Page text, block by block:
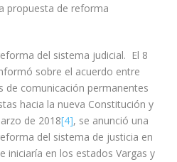
propuesta de reforma
del sistema judicial. El 8
sobre el acuerdo entre
de comunicación permanentes
hacia la nueva Constitución y
de 2018[4], se anunció una
del sistema de justicia en
iniciaría en los estados Vargas y